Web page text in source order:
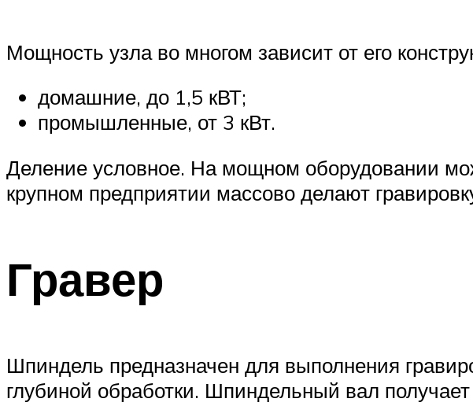
Мощность узла во многом зависит от его
домашние, до 1,5 кВТ;
промышленные, от 3 кВт.
Деление условное. На мощном оборудовании
крупном предприятии массово делают
Гравер
Шпиндель предназначен для выполнения
глубиной обработки. Шпиндельный вал